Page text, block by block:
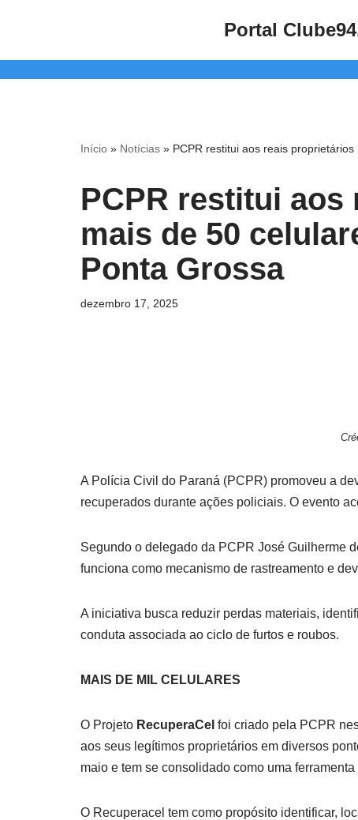
Portal
Início » Notícias » PCPR restitui aos reais
PCPR restitui
mais de 50
Ponta Grossa
dezembro 17, 2025
A Polícia Civil do Paraná (PCPR) promoveu a
recuperados durante ações policiais. O evento
Segundo o delegado da PCPR José Guilherme
funciona como mecanismo de rastreamento e
A iniciativa busca reduzir perdas materiais,
conduta associada ao ciclo de furtos e roubos.
MAIS DE MIL CELULARES
O Projeto RecuperaCel foi criado pela PCPR
aos seus legítimos proprietários em diversos
maio e tem se consolidado como uma
O Recuperacel tem como propósito identificar,